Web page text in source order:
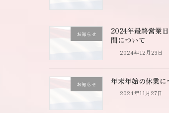
お知らせ
2024年最終営業
間について
2024年12月23日
お知らせ 年末年始の休業に
2024年11月27日